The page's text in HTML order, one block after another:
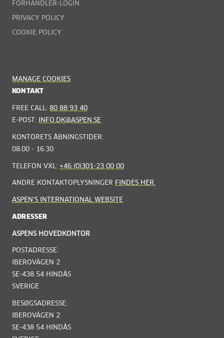
FORHANDLER-LOGIN
PRIVACY POLICY
COOKIE POLICY
MANAGE COOKIES
KONTAKT
FREE CALL: 80 88 93 40
E-POST:
INFO.DK@ASPEN.SE
KONTORETS ÅBNINGSTIDER:
08.00 - 16.30
TELEFON VXL: +46 (0)301-23 00 00
ANDRE KONTAKTOPLYSNINGER FINDES HER.
ASPEN'S INTERNATIONAL WEBSITE
ADRESSER
ASPENS HOVEDKONTOR
POSTADRESSE:
IBEROVÄGEN 2
SE-438 54 HINDÅS
SVERIGE
BESØGSADRESSE:
IBEROVÄGEN 2
SE-438 54 HINDÅS